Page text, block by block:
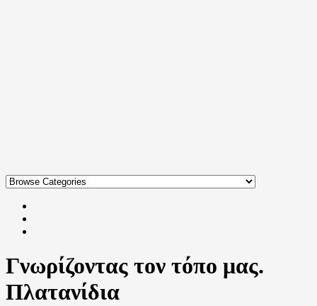
Γνωρίζοντας τον τόπο μας.
Πλατανίδια